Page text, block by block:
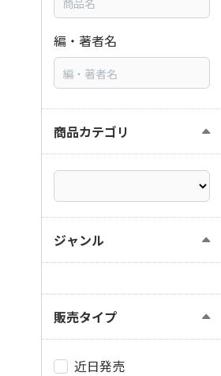
編・著者名
商品カテゴリ
ジャンル
販売タイプ
近日発売